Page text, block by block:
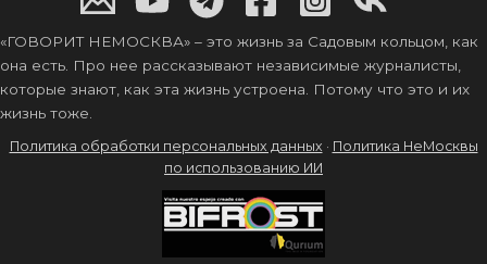
«ГОВОРИТ НЕМОСКВА» – это жизнь за Садовым кольцом, как
она есть. Про нее рассказывают независимые журналисты,
которые знают, как эта жизнь устроена. Потому что это и их
жизнь тоже.
Политика обработки персональных данных · Политика НеМосквы
по использованию ИИ